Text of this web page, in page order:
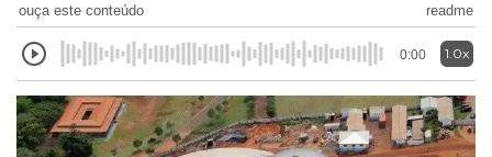
ouça este conteúdo readme
0:00 1.0x